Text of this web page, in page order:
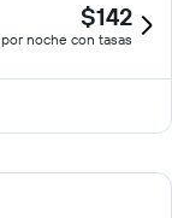
$142
por noche con tasas